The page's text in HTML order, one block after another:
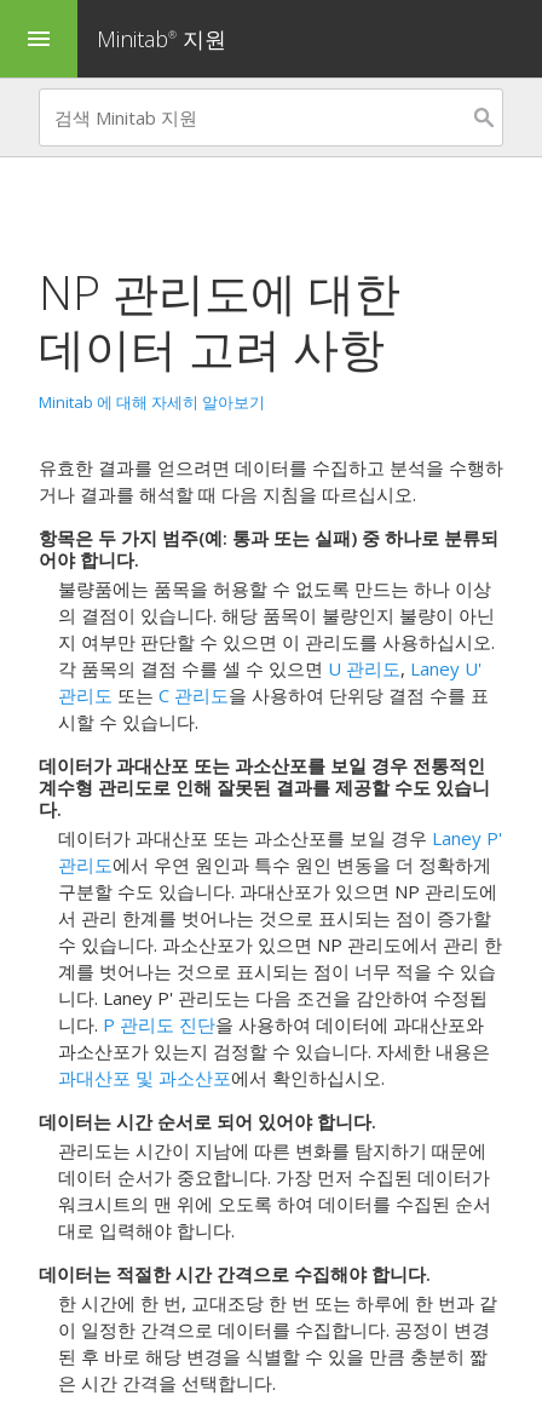
menu Minitab® 지원
NP 관리도에 대한
데이터 고려 사항
Minitab 에 대해 자세히 알아보기
유효한 결과를 얻으려면 데이터를 수집하고 분석을 수행하
거나 결과를 해석할 때 다음 지침을 따르십시오.
항목은 두 가지 범주(예: 통과 또는 실패) 중 하나로 분류되
어야 합니다.
불량품에는 품목을 허용할 수 없도록 만드는 하나 이상
의 결점이 있습니다. 해당 품목이 불량인지 불량이 아닌
지 여부만 판단할 수 있으면 이 관리도를 사용하십시오.
각 품목의 결점 수를 셀 수 있으면 U 관리도, Laney U'
관리도 또는 C 관리도을 사용하여 단위당 결점 수를 표
시할 수 있습니다.
데이터가 과대산포 또는 과소산포를 보일 경우 전통적인
계수형 관리도로 인해 잘못된 결과를 제공할 수도 있습니
다.
데이터가 과대산포 또는 과소산포를 보일 경우 Laney P'
관리도에서 우연 원인과 특수 원인 변동을 더 정확하게
구분할 수도 있습니다. 과대산포가 있으면 NP 관리도에
서 관리 한계를 벗어나는 것으로 표시되는 점이 증가할
수 있습니다. 과소산포가 있으면 NP 관리도에서 관리 한
계를 벗어나는 것으로 표시되는 점이 너무 적을 수 있습
니다. Laney P' 관리도는 다음 조건을 감안하여 수정됩
니다. P 관리도 진단을 사용하여 데이터에 과대산포와
과소산포가 있는지 검정할 수 있습니다. 자세한 내용은
과대산포 및 과소산포에서 확인하십시오.
데이터는 시간 순서로 되어 있어야 합니다.
관리도는 시간이 지남에 따른 변화를 탐지하기 때문에
데이터 순서가 중요합니다. 가장 먼저 수집된 데이터가
워크시트의 맨 위에 오도록 하여 데이터를 수집된 순서
대로 입력해야 합니다.
데이터는 적절한 시간 간격으로 수집해야 합니다.
한 시간에 한 번, 교대조당 한 번 또는 하루에 한 번과 같
이 일정한 간격으로 데이터를 수집합니다. 공정이 변경
된 후 바로 해당 변경을 식별할 수 있을 만큼 충분히 짧
은 시간 간격을 선택합니다.